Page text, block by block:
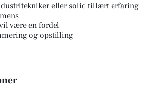
eller solid tillært erfaring
være en fordel
og opstilling